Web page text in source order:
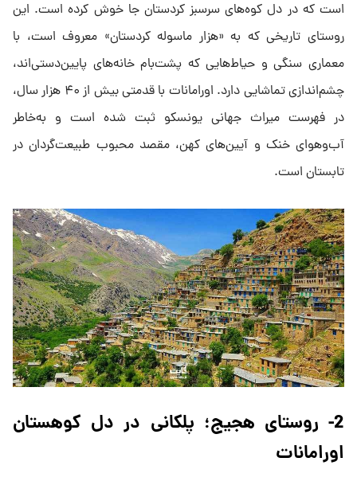
است که در دل کوه‌های سرسبز کردستان جا خوش کرده است. این
روستای تاریخی که به «هزار ماسوله کردستان» معروف است، با
معماری سنگی و حیاط‌هایی که پشت‌بام خانه‌های پایین‌دستی‌اند،
چشم‌اندازی تماشایی دارد. اورامانات با قدمتی بیش از ۴۰ هزار سال،
در فهرست میراث جهانی یونسکو ثبت شده است و به‌خاطر
آب‌وهوای خنک و آیین‌های کهن، مقصد محبوب طبیعت‌گردان در
تابستان است.
2- روستای هجیج؛ پلکانی در دل کوهستان
اورامانات